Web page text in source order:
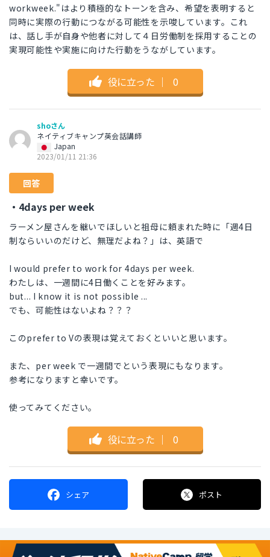
workweek."はより積極的なトーンを含み、希望を表明すると
同時に実際の行動につながる可能性を示唆しています。これ
は、話し手が自身や他者に対して４日労働制を採用することの
実現可能性や実施に向けた行動をうながしています。
役に立った ｜ 0
shoさん
ネイティブキャンプ英会話講師
Japan
2023/01/11 21:36
回答
・4days per week
ラーメン屋さんを継いでほしいと祖母に頼まれた時に「週4日
制ならいいのだけど、無理だよね？」は、英語で
I would prefer to work for 4days per week.
わたしは、一週間に4日働くことを好みます。
but... I know it is not possible ...
でも、可能性はないよね？？？
このprefer to Vの表現は覚えておくといいと思います。
また、per week で一週間でという表現にもなります。
参考になりますと幸いです。
使ってみてください。
役に立った ｜ 0
シェア ポスト